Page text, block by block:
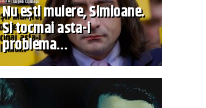
Nu ești muiere, Simioane.
Și tocmai asta-i
problema…